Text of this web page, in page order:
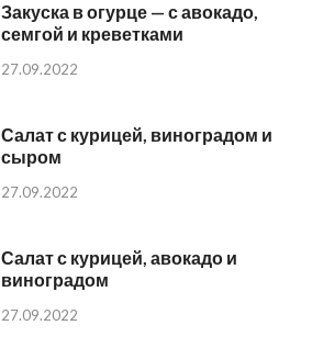
Закуска в огурце — с авокадо,
семгой и креветками
27.09.2022
Салат с курицей, виноградом и
сыром
27.09.2022
Салат с курицей, авокадо и
виноградом
27.09.2022